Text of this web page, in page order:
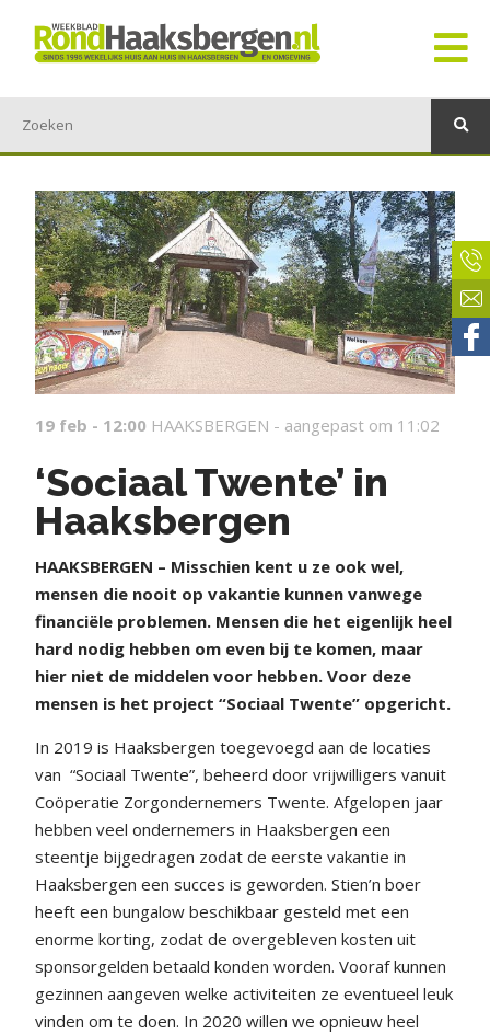
19 feb - 12:00 HAAKSBERGEN - aangepast om 11:02
‘Sociaal Twente’ in
Haaksbergen
HAAKSBERGEN – Misschien kent u ze ook wel,
mensen die nooit op vakantie kunnen vanwege
financiële problemen. Mensen die het eigenlijk heel
hard nodig hebben om even bij te komen, maar
hier niet de middelen voor hebben. Voor deze
mensen is het project “Sociaal Twente” opgericht.
In 2019 is Haaksbergen toegevoegd aan de locaties
van “Sociaal Twente”, beheerd door vrijwilligers vanuit
Coöperatie Zorgondernemers Twente. Afgelopen jaar
hebben veel ondernemers in Haaksbergen een
steentje bijgedragen zodat de eerste vakantie in
Haaksbergen een succes is geworden. Stien’n boer
heeft een bungalow beschikbaar gesteld met een
enorme korting, zodat de overgebleven kosten uit
sponsorgelden betaald konden worden. Vooraf kunnen
gezinnen aangeven welke activiteiten ze eventueel leuk
vinden om te doen. In 2020 willen we opnieuw heel